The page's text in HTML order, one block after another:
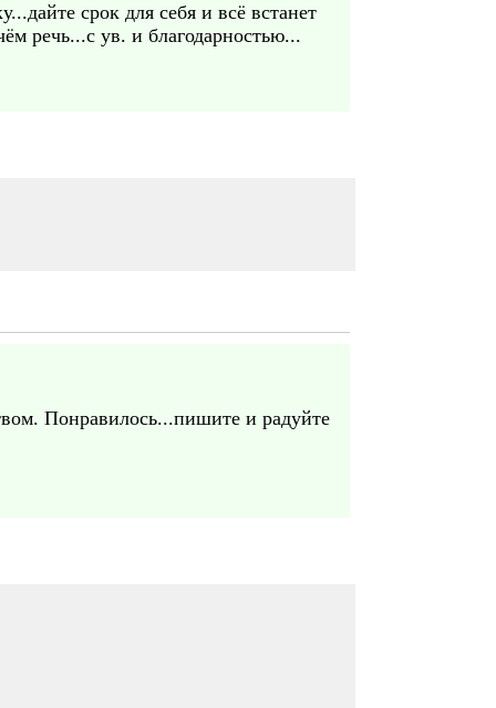
срок для себя и всё встанет
речь...с ув. и благодарностью...
Понравилось...пишите и радуйте